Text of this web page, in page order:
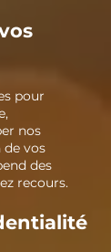
pour
nos
vos
des
recours.